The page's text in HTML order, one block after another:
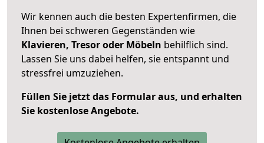
Wir kennen auch die besten Expertenfirmen, die
Ihnen bei schweren Gegenständen wie
Klavieren, Tresor oder Möbeln behilflich sind.
Lassen Sie uns dabei helfen, sie entspannt und
stressfrei umzuziehen.
Füllen Sie jetzt das Formular aus, und erhalten
Sie kostenlose Angebote.